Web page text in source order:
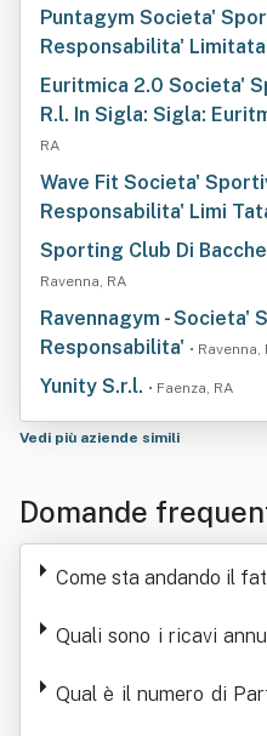
Puntagym Societa'
Responsabilita' Limitata
Euritmica 2.0 Societa'
R.l. In Sigla: Sigla:
RA
Wave Fit Societa'
Responsabilita' Limi
Sporting Club Di
Ravenna, RA
Ravennagym - Societa'
Responsabilita' • Ravenna,
Yunity S.r.l. • Faenza, RA
Vedi più aziende simili
Domande
Srl - Società
Come sta andando il
Quali sono i ricavi
Qual è il numero di